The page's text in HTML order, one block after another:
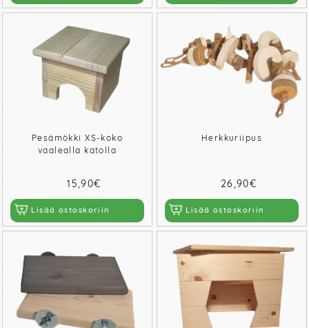
Pesämökki XS-koko
vaalealla katolla
15,90€
Lisää ostoskoriin
Herkkuriipus
26,90€
Lisää ostoskoriin